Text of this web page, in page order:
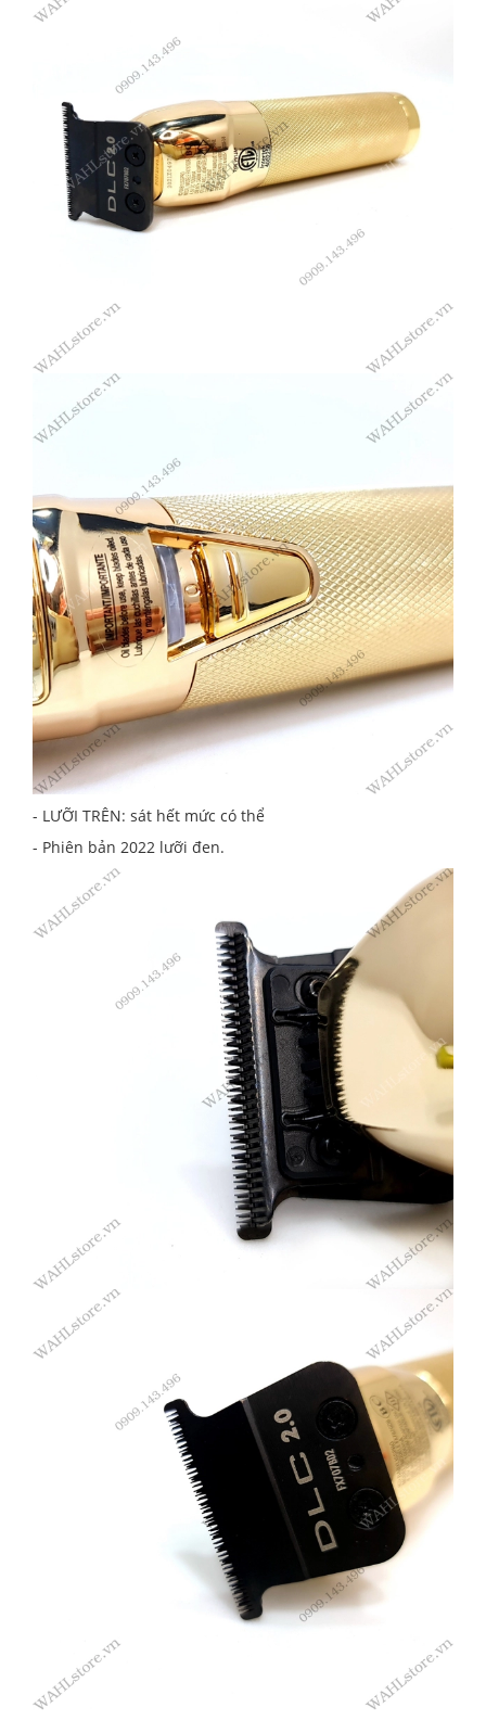
- LƯỠI TRÊN: sát hết mức có thể
- Phiên bản 2022 lưỡi đen.